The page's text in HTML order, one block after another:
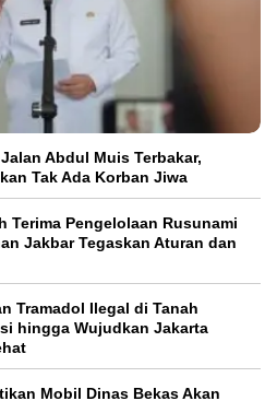
Abdul Muis Terbakar,
Tak Ada Korban Jiwa
Terima Pengelolaan Rusunami
Jakbar Tegaskan Aturan dan
Tramadol Ilegal di Tanah
hingga Wujudkan Jakarta
Mobil Dinas Bekas Akan